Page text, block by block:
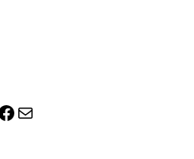
E-mail